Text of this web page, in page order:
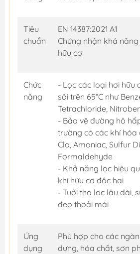
Tiêu
chuẩn
EN 14387:2021 A1
Chứng nhận khả
hữu cơ
Chức
năng
- Lọc các loại hơi hữu
sôi trên 65°C như
Tetrachloride,
- Bảo vệ đường hô
trường có các khí hóa
Clo, Amoniac, Sulfur
Formaldehyde
- Khả năng lọc hiệu
khí hữu cơ độc hại
- Tuổi thọ lọc lâu dài,
đeo thoải mái
Ứng
dụng
Phù hợp cho các
dựng, hóa chất, sơn